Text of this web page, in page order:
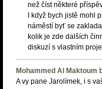
než číst některé
I když bych jistě mohl
náměstí byť se
kolik je zde dalších
diskuzí s vlastním
Mohammed Al Maktoum
A vy pane Jarolímek, i s